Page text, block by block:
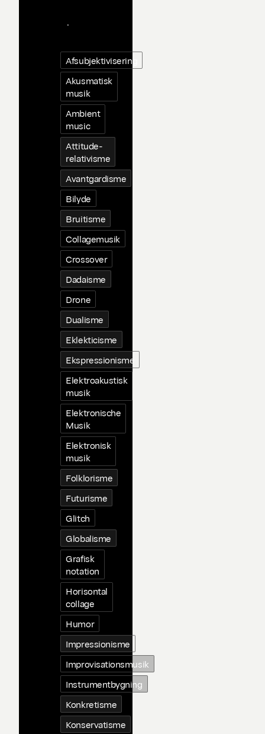
.
Afsubjektivisering
Akusmatisk
musik
Ambient
music
Attitude-
relativisme
Avantgardisme
Bilyde
Bruitisme
Collagemusik
Crossover
Dadaisme
Drone
Dualisme
Eklekticisme
Ekspressionisme
Elektroakustisk
musik
Elektronische
Musik
Elektronisk
musik
Folklorisme
Futurisme
Glitch
Globalisme
Grafisk
notation
Horisontal
collage
Humor
Impressionisme
Improvisationsmusik
Instrumentbygning
Konkretisme
Konservatisme